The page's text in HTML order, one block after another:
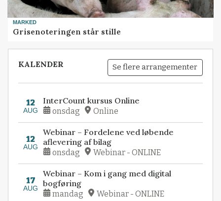
MARKED
Grisenoteringen står stille
KALENDER Se flere arrangementer
12
AUG
InterCount kursus Online
onsdag Online
12
AUG
Webinar – Fordelene ved løbende
aflevering af bilag
onsdag Webinar - ONLINE
17
AUG
Webinar – Kom i gang med digital
bogføring
mandag Webinar - ONLINE